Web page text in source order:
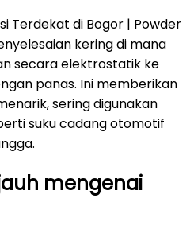
Terdekat di Bogor | Powder
kering di mana
secara elektrostatik ke
panas. Ini memberikan
sering digunakan
suku cadang otomotif
mengenai